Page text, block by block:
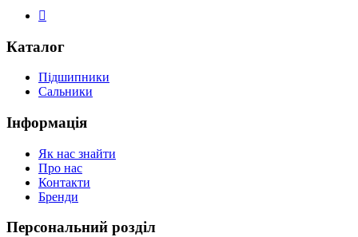
Каталог
Підшипники
Сальники
Інформація
Як нас знайти
Про нас
Контакти
Бренди
Персональний розділ